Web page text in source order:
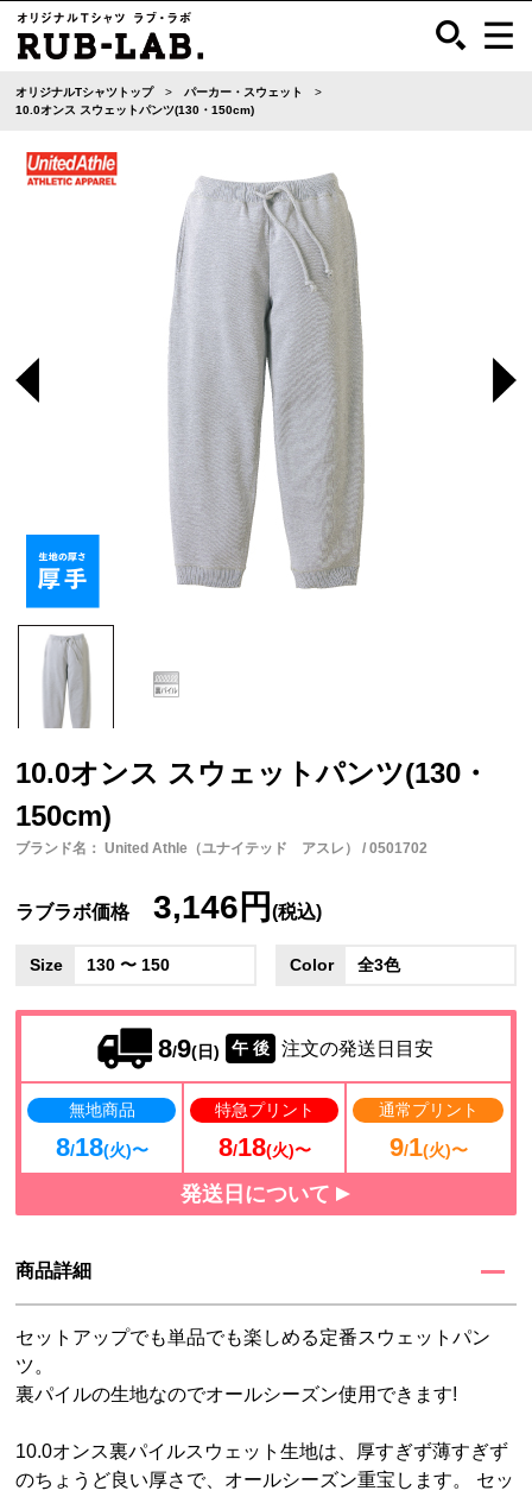
オリジナルTシャツトップ
パーカー・スウェット
10.0オンス スウェットパンツ(130・150cm)
10.0オンス スウェットパンツ(130・
150cm)
ブランド名： United Athle（ユナイテッド アスレ） / 0501702
ラブラボ価格 3,146円(税込)
Size 130 〜 150 Color 全3色
8/9(日) 午 後 注文の発送日目安
無地商品
8/18(火)〜
特急プリント
8/18(火)〜
通常プリント
9/1(火)〜
発送日について
商品詳細
セットアップでも単品でも楽しめる定番スウェットパン
ツ。
裏パイルの生地なのでオールシーズン使用できます!
10.0オンス裏パイルスウェット生地は、厚すぎず薄すぎず
のちょうど良い厚さで、オールシーズン重宝します。 セッ